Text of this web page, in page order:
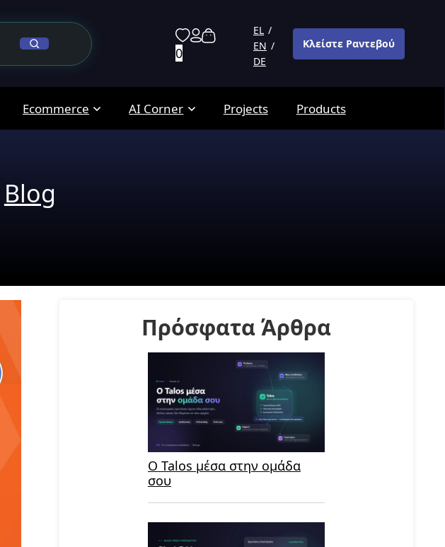
0
EL
EN
DE
Κλείστε Ραντεβού
Ecommerce AI Corner Projects Products
Blog
Πρόσφατα Άρθρα
Ο Talos μέσα στην ομάδα
σου